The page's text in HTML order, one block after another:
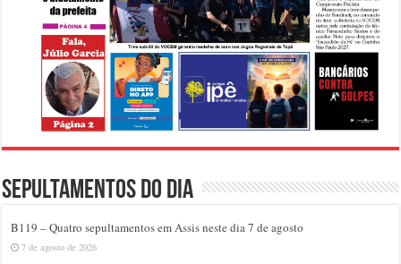
Sepultamentos do dia
B119 – Quatro sepultamentos em Assis neste dia 7 de agosto
7 de agosto de 2026